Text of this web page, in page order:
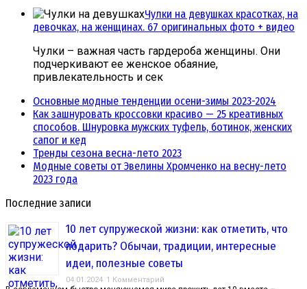
Чулки на девушках красотках, на
девочках, на женщинах. 67 оригинальных фото + видео
Чулки – важная часть гардероба женщины. Они
подчеркивают ее женское обаяние,
привлекательность и сек
Основные модные тенденции осени-зимы 2023-2024
Как зашнуровать кроссовки красиво — 25 креативных
способов. Шнуровка мужских туфель, ботинок, женских
сапог и кед
Тренды сезона весна-лето 2023
Модные советы от Эвелины Хромченко на весну-лето
2023 года
Последние записи
10 лет супружеской жизни: как отметить, что
подарить? Обычаи, традиции, интересные
идеи, полезные советы
04.01.2024 1 Комментарий